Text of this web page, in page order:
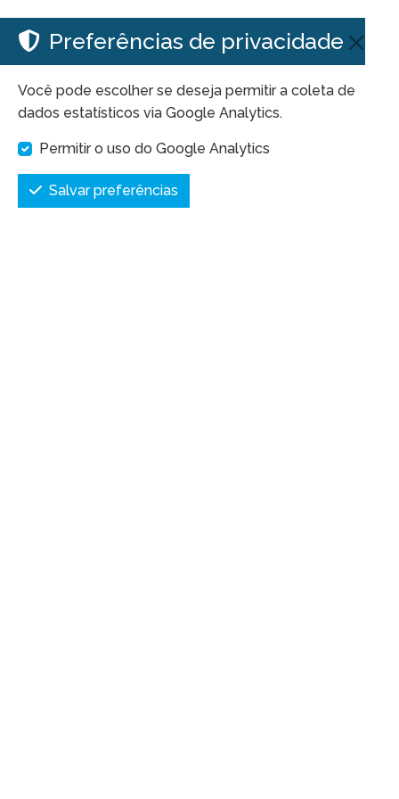
Preferências de privacidade
Você pode escolher se deseja permitir a coleta de
dados estatísticos via Google Analytics.
Permitir o uso do Google Analytics
Salvar preferências